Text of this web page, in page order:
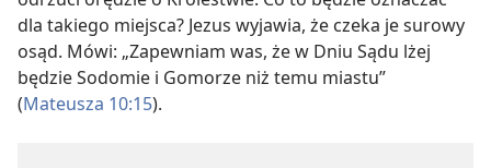
dla takiego miejsca? Jezus wyjawia, że czeka je surowy
osąd. Mówi: „Zapewniam was, że w Dniu Sądu lżej
będzie Sodomie i Gomorze niż temu miastu”
(Mateusza 10:15).